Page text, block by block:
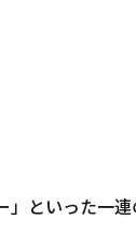
といった一連